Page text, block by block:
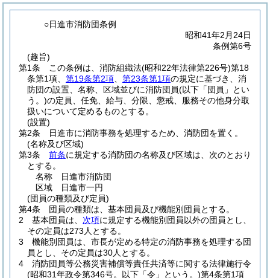
○日進市消防団条例
昭和41年2月24日
条例第6号
(趣旨)
第1条
この条例は、消防組織法(昭和22年法律第226号)第18
条第1項、 第19条第2項 第23条第1項の規定に基づき、消
防団の設置、名称、区域並びに消防団員(以下「団員」とい
う。)の定員、任免、給与、分限、懲戒、服務その他身分取
扱いについて定めるものとする。
(設置)
第2条
日進市に消防事務を処理するため、消防団を置く。
(名称及び区域)
第3条
前条に規定する消防団の名称及び区域は、次のとおり
とする。
名称 日進市消防団
区域 日進市一円
(団員の種類及び定員)
第4条
団員の種類は、基本団員及び機能別団員とする。
2
基本団員は、 次項に規定する機能別団員以外の団員とし、
その定員は273人とする。
3
機能別団員は、市長が定める特定の消防事務を処理する団
員とし、その定員は30人とする。
4
消防団員等公務災害補償等責任共済等に関する法律施行令
(昭和31年政令第346号。以下「令」という。)第4条第1項